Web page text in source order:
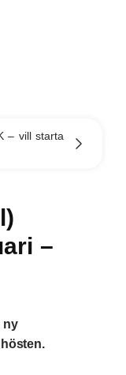
– vill starta
–
ny